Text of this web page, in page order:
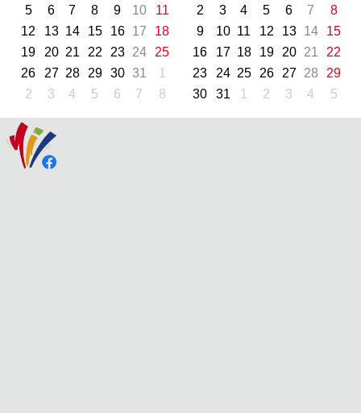
5
6 7 8 9 10
11
12
13 14 15 16 17
18
19
20 21 22 23 24
25
26
27 28 29 30 31
1
2
3 4 5 6 7 8
2
3 4 5 6 7
8
9
10 11 12 13 14
15
16
17 18 19 20 21
22
23
24 25 26 27 28
29
30
31 1 2 3 4 5